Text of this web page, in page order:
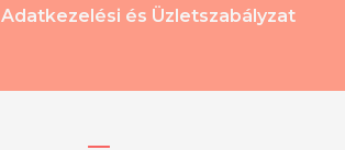
Adatkezelési és Üzletszabályzat